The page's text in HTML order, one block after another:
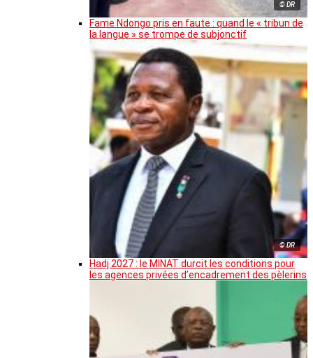
© DR
Fame Ndongo pris en faute : quand le « tribun de
la langue » se trompe de subjonctif
© DR
Hadj 2027 : le MINAT durcit les conditions pour
les agences privées d’encadrement des pèlerins